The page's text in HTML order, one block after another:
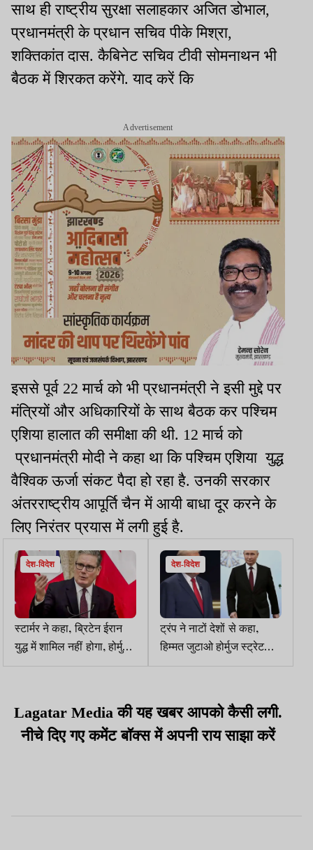
साथ ही राष्ट्रीय सुरक्षा सलाहकार अजित डोभाल,
प्रधानमंत्री के प्रधान सचिव पीके मिश्रा,
शक्तिकांत दास. कैबिनेट सचिव टीवी सोमनाथन भी
बैठक में शिरकत करेंगे. याद करें कि
Advertisement
इससे पूर्व 22 मार्च को भी प्रधानमंत्री ने इसी मुद्दे पर
मंत्रियों और अधिकारियों के साथ बैठक कर पश्चिम
एशिया हालात की समीक्षा की थी. 12 मार्च को
प्रधानमंत्री मोदी ने कहा था कि पश्चिम एशिया युद्ध
वैश्विक ऊर्जा संकट पैदा हो रहा है. उनकी सरकार
अंतरराष्ट्रीय आपूर्ति चैन में आयी बाधा दूर करने के
लिए निरंतर प्रयास में लगी हुई है.
देश-विदेश
स्टार्मर ने कहा, ब्रिटेन ईरान
युद्ध में शामिल नहीं होगा, होर्मुज
पर 35 देशों की मीटिंग, ट्रंप
देश-विदेश
ट्रंप ने नाटों देशों से कहा,
हिम्मत जुटाओ होर्मुज स्ट्रेट
जाओ, रूस ईरान के पक्ष में
Lagatar Media की यह खबर आपको कैसी लगी.
नीचे दिए गए कमेंट बॉक्स में अपनी राय साझा करें